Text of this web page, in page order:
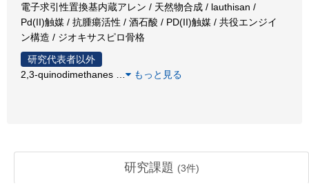
電子求引性置換基内蔵アレン / 天然物合成 / lauthisan /
Pd(II)触媒 / 抗腫瘍活性 / 酒石酸 / PD(II)触媒 / 共役エンジイ
ン構造 / ジオキサスピロ骨格
研究代表者以外
2,3-quinodimethanes
もっと見る
研究課題 (3件)